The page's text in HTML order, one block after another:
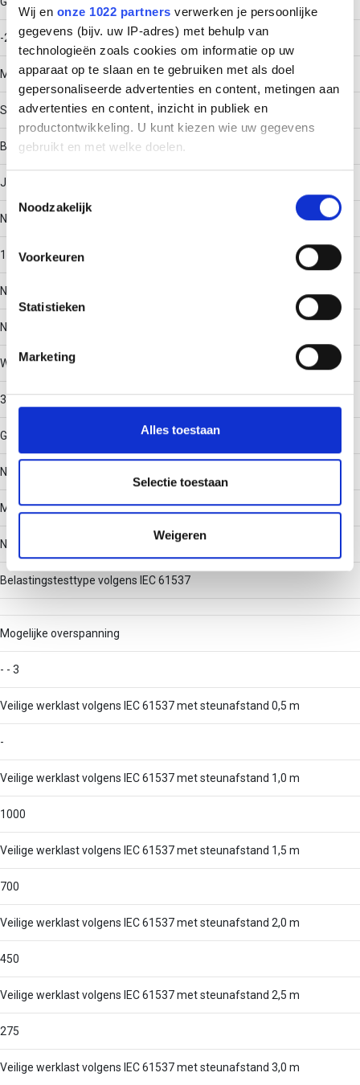
Wij en onze 1022 partners verwerken je persoonlijke
gegevens (bijv. uw IP-adres) met behulp van
technologieën zoals cookies om informatie op uw
apparaat op te slaan en te gebruiken met als doel
gepersonaliseerde advertenties en content, metingen aan
advertenties en content, inzicht in publiek en
productontwikkeling. U kunt kiezen wie uw gegevens
gebruikt en met welke doelen.
Informatie verzamelen over uw geografische locatie,
Uw apparaat identificeren door het actief te scannen
op specifieke eigenschappen (fingerprinting)
verwerkt en stel uw voorkeuren in het
detailgedeelte in.
personaliseren, om functies voor social media te bieden
en om ons websiteverkeer te analyseren. Ook delen we
partners voor social media, adverteren en analyse. Deze
partners kunnen deze gegevens combineren met andere
informatie die u aan ze heeft verstrekt of die ze hebben
verzameld op basis van uw gebruik van hun services.
Noodzakelijk
Voorkeuren
Statistieken
Marketing
Alles toestaan
Selectie toestaan
Weigeren
-20 - 120
Materiaal
Staal
Bodemperforatie
Ja
Nuttige doorsnede
14304
Nato perforatie
Nee
Werkende lengte
3000
Geschikt voor functiebehoud
Nee
Met deksel/afdekking
Nee
Belastingstesttype volgens IEC 61537
Mogelijke overspanning
- - 3
Veilige werklast volgens IEC 61537 met steunafstand 0,5 m
-
Veilige werklast volgens IEC 61537 met steunafstand 1,0 m
1000
Veilige werklast volgens IEC 61537 met steunafstand 1,5 m
700
Veilige werklast volgens IEC 61537 met steunafstand 2,0 m
450
Veilige werklast volgens IEC 61537 met steunafstand 2,5 m
275
Veilige werklast volgens IEC 61537 met steunafstand 3,0 m